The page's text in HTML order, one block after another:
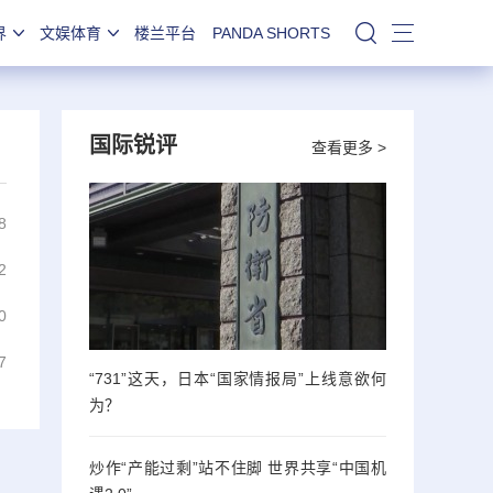
文娱体育 楼兰平台 PANDA SHORTS 站内搜索
查看更多 >
国际锐评
“731”这天，日本“国家情报局”上线意欲何
为？
炒作“产能过剩”站不住脚 世界共享“中国机